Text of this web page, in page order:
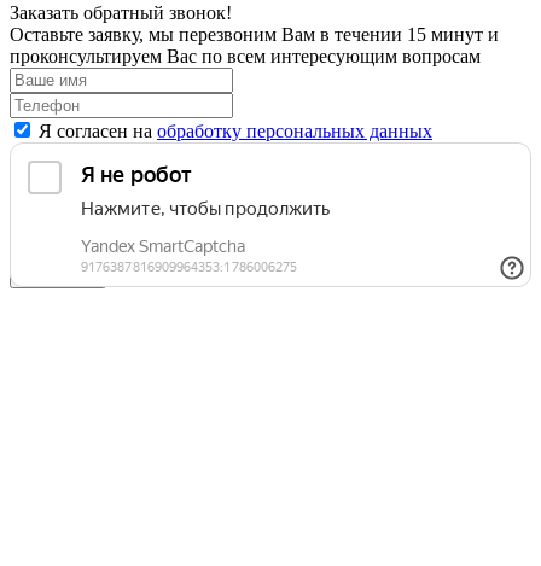
Заказать обратный звонок!
Оставьте заявку, мы перезвоним Вам в течении 15 минут и
проконсультируем Вас по всем интересующим вопросам
Я согласен на обработку персональных данных
Отправить